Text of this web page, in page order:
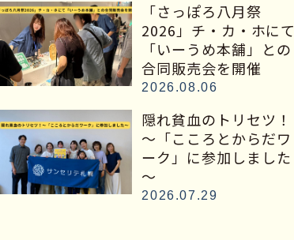
「さっぽろ八月祭
2026」チ・カ・ホにて
「いーうめ本舗」との
合同販売会を開催
2026.08.06
隠れ貧血のトリセツ！
～「こころとからだワ
ーク」に参加しました
～
2026.07.29